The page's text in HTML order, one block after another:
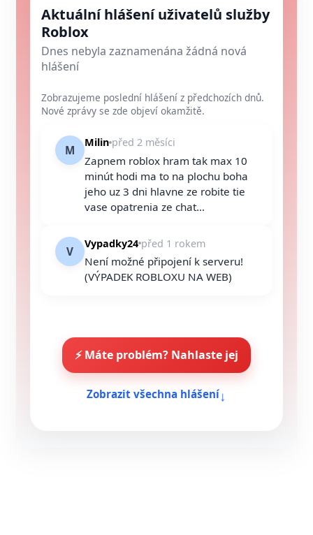
Aktuální hlášení uživatelů služby
Roblox
Dnes nebyla zaznamenána žádná nová
hlášení
Zobrazujeme poslední hlášení z předchozích dnů.
Nové zprávy se zde objeví okamžitě.
M
Milin před 2 měsíci
Zapnem roblox hram tak max 10
minút hodi ma to na plochu boha
jeho uz 3 dni hlavne ze robite tie
vase opatrenia ze chat...
V
Vypadky24 před 1 rokem
Není možné připojení k serveru!
(VÝPADEK ROBLOXU NA WEB)
⚡ Máte problém? Nahlaste jej
Zobrazit všechna hlášení ↓